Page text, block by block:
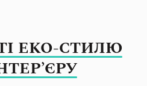
ЕКО-СТИЛЮ